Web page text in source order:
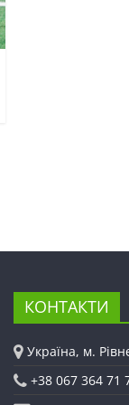
КОНТАКТИ
Україна, м.
+38 067 364 71